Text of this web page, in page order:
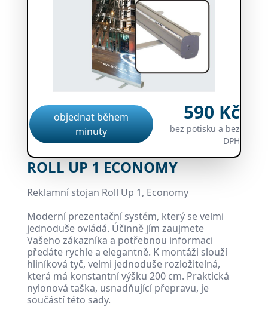
objednat během
minuty
590 Kč
bez potisku a bez
DPH
ROLL UP 1 ECONOMY
Reklamní stojan Roll Up 1, Economy
Moderní prezentační systém, který se velmi
jednoduše ovládá. Účinně jím zaujmete
Vašeho zákazníka a potřebnou informaci
předáte rychle a elegantně. K montáži slouží
hliníková tyč, velmi jednoduše rozložitelná,
která má konstantní výšku 200 cm. Praktická
nylonová taška, usnadňující přepravu, je
součástí této sady.